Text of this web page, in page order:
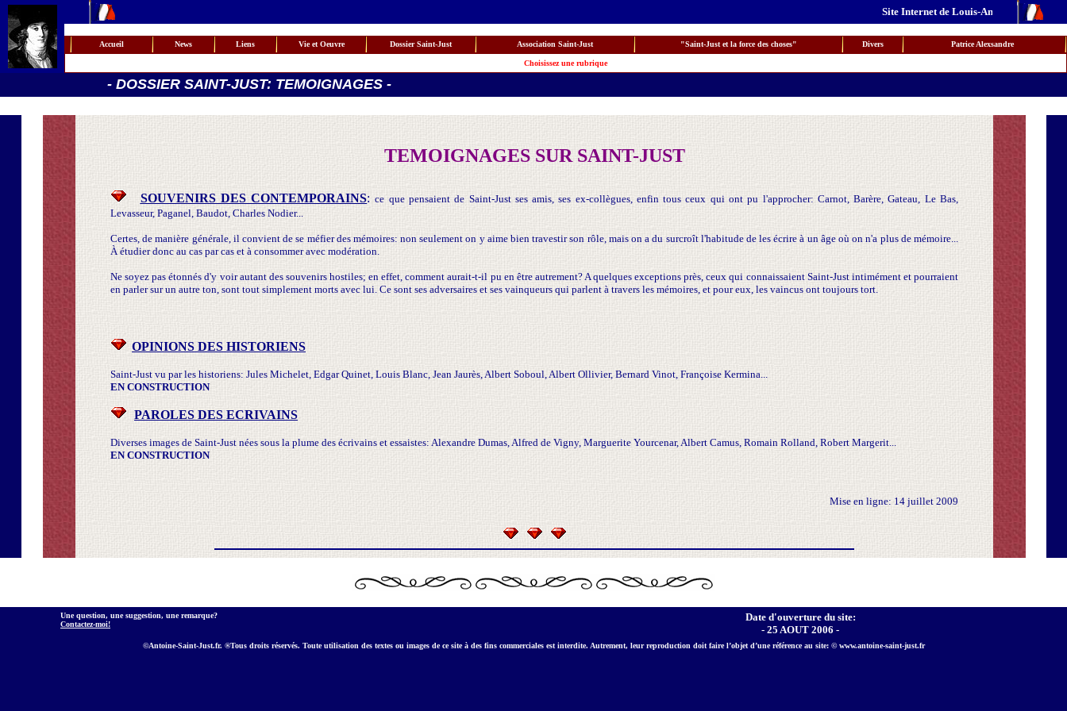
Site Internet de Louis-Antoine Saint-Just
Accueil News Liens Vie et Oeuvre Dossier Saint-Just Association Saint-Just "Saint-Just et la force des choses" Divers Patrice Alexsandre
Choisissez une rubrique
- DOSSIER SAINT-JUST: TEMOIGNAGES -
TEMOIGNAGES SUR SAINT-JUST
SOUVENIRS DES CONTEMPORAINS:ce que pensaient de Saint-Just ses amis, ses ex-collègues, enfin tous ceux qui ont pu l'approcher: Carnot, Barère, Gateau, Le Bas,
Levasseur, Paganel, Baudot, Charles Nodier...
Certes, de manière générale, il convient de se méfier des mémoires: non seulement on y aime bien travestir son rôle, mais on a du surcroît l'habitude de les écrire à un âge où on n'a plus de mémoire...
À étudier donc au cas par cas et à consommer avec modération.
Ne soyez pas étonnés d'y voir autant des souvenirs hostiles; en effet, comment aurait-t-il pu en être autrement? A quelques exceptions près, ceux qui connaissaient Saint-Just intimément et pourraient
en parler sur un autre ton, sont tout simplement morts avec lui. Ce sont ses adversaires et ses vainqueurs qui parlent à travers les mémoires, et pour eux, les vaincus ont toujours tort.
OPINIONS DES HISTORIENS
Saint-Just vu par les historiens: Jules Michelet, Edgar Quinet, Louis Blanc, Jean Jaurès, Albert Soboul, Albert Ollivier, Bernard Vinot, Françoise Kermina...
EN CONSTRUCTION
PAROLES DES ECRIVAINS
Diverses images de Saint-Just nées sous la plume des écrivains et essaistes: Alexandre Dumas, Alfred de Vigny, Marguerite Yourcenar, Albert Camus, Romain Rolland, Robert Margerit...
EN CONSTRUCTION
Mise en ligne: 14 juillet 2009
Une question, une suggestion, une remarque?
Contactez-moi!
Date d'ouverture du site:
- 25 AOUT 2006 -
©Antoine-Saint-Just.fr. ®Tous droits réservés. Toute utilisation des textes ou images de ce site à des fins commerciales est interdite. Autrement, leur reproduction doit faire l’objet d’une référence au site: © www.antoine-saint-just.fr